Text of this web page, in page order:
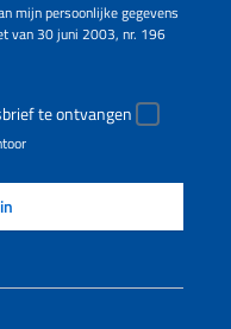
mijn persoonlijke gegevens
van 30 juni 2003, nr. 196
te ontvangen